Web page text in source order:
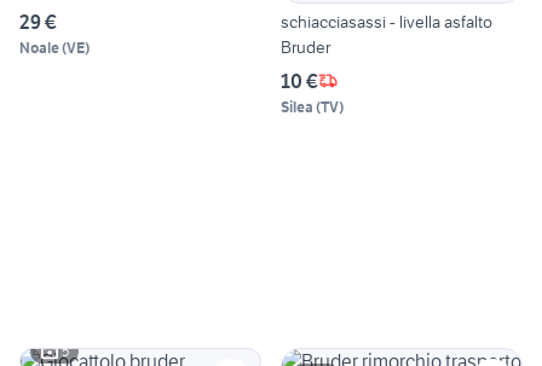
29 €
Noale(VE)
schiacciasassi - livella asfalto
Bruder
10 €
Silea (TV)
5